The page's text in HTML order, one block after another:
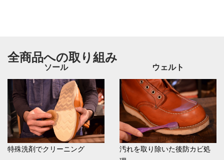
全商品への取り組み
ソール
特殊洗剤でクリーニング
ウェルト
汚れを取り除いた後防カビ処